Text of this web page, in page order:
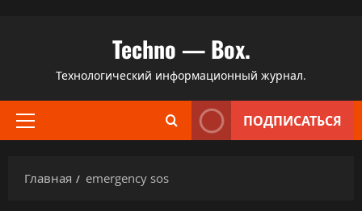
содержимому
Techno — Box.
Технологический информационный журнал.
Основное
ПОДПИСАТЬСЯ
Главная emergency sos